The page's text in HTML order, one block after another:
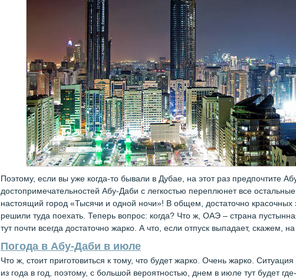
Поэтому, если вы уже когда-то бывали в Дубае, на этот раз предпочтите
достопримечательностей Абу-Даби с легкостью переплюнет все
настоящий город «Тысячи и одной ночи»! В общем, достаточно красочных
решили туда поехать. Теперь вопрос: когда? Что ж, ОАЭ – страна
тут почти всегда достаточно жарко. А что, если отпуск выпадает, скажем,
Погода в Абу-Даби в июле
Что ж, стоит приготовиться к тому, что будет жарко. Очень жарко.
из года в год, поэтому, с большой вероятностью, днем в июле тут будет